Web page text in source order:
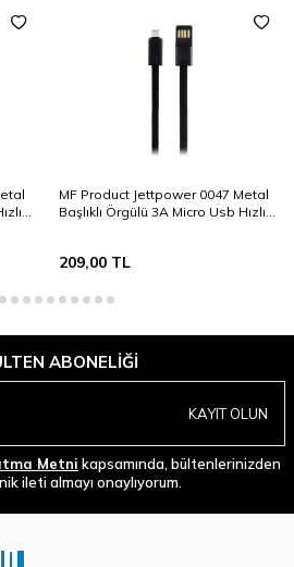
MF Product Jettpower 0047 Metal
Başlıklı Örgülü 3A Micro Usb Hızlı
209,00TL
ABONELIĞI
KAYIT OLUN
Metni kapsamında, bültenlerinizden
ileti almayı onaylıyorum.